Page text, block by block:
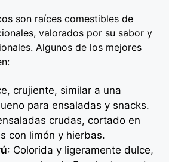
son raíces comestibles de
valorados por su sabor y
Algunos de los mejores
crujiente, similar a una
para ensaladas y snacks.
crudas, cortado en
con limón y hierbas.
: Colorida y ligeramente dulce,